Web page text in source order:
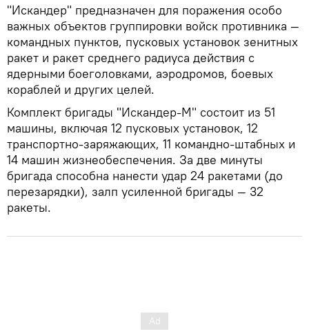
"Искандер" предназначен для поражения особо
важных объектов группировки войск противника —
командных пунктов, пусковых установок зенитных
ракет и ракет среднего радиуса действия с
ядерными боеголовками, аэродромов, боевых
кораблей и других целей.
Комплект бригады "Искандер-М" состоит из 51
машины, включая 12 пусковых установок, 12
транспортно-заряжающих, 11 командно-штабных и
14 машин жизнеобеспечения. За две минуты
бригада способна нанести удар 24 ракетами (до
перезарядки), залп усиленной бригады — 32
ракеты.